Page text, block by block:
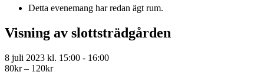
Detta evenemang har redan ägt rum.
Visning av slottsträdgården
8 juli 2023 kl. 15:00 - 16:00
80kr – 120kr